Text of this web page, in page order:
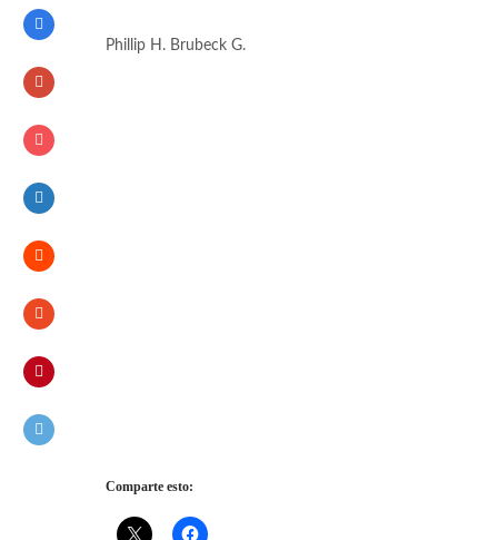
Phillip H. Brubeck G.
Comparte esto: